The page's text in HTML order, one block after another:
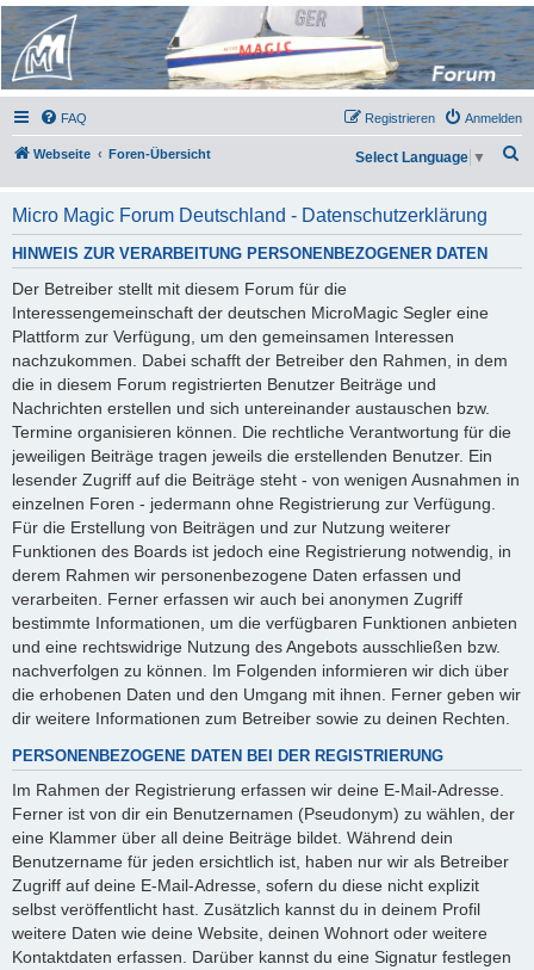
Micro Magic Forum
Deutschland
FAQ Anmelden
Registrieren
Webseite Foren-Übersicht
h
e
Select Language ▼
Micro Magic Forum Deutschland - Datenschutzerklärung
HINWEIS ZUR VERARBEITUNG PERSONENBEZOGENER DATEN
Der Betreiber stellt mit diesem Forum für die
Interessengemeinschaft der deutschen MicroMagic Segler eine
Plattform zur Verfügung, um den gemeinsamen Interessen
nachzukommen. Dabei schafft der Betreiber den Rahmen, in dem
die in diesem Forum registrierten Benutzer Beiträge und
Nachrichten erstellen und sich untereinander austauschen bzw.
Termine organisieren können. Die rechtliche Verantwortung für die
jeweiligen Beiträge tragen jeweils die erstellenden Benutzer. Ein
lesender Zugriff auf die Beiträge steht - von wenigen Ausnahmen in
einzelnen Foren - jedermann ohne Registrierung zur Verfügung.
Für die Erstellung von Beiträgen und zur Nutzung weiterer
Funktionen des Boards ist jedoch eine Registrierung notwendig, in
derem Rahmen wir personenbezogene Daten erfassen und
verarbeiten. Ferner erfassen wir auch bei anonymen Zugriff
bestimmte Informationen, um die verfügbaren Funktionen anbieten
und eine rechtswidrige Nutzung des Angebots ausschließen bzw.
nachverfolgen zu können. Im Folgenden informieren wir dich über
die erhobenen Daten und den Umgang mit ihnen. Ferner geben wir
dir weitere Informationen zum Betreiber sowie zu deinen Rechten.
PERSONENBEZOGENE DATEN BEI DER REGISTRIERUNG
Im Rahmen der Registrierung erfassen wir deine E-Mail-Adresse.
Ferner ist von dir ein Benutzernamen (Pseudonym) zu wählen, der
eine Klammer über all deine Beiträge bildet. Während dein
Benutzername für jeden ersichtlich ist, haben nur wir als Betreiber
Zugriff auf deine E-Mail-Adresse, sofern du diese nicht explizit
selbst veröffentlicht hast. Zusätzlich kannst du in deinem Profil
weitere Daten wie deine Website, deinen Wohnort oder weitere
Kontaktdaten erfassen. Darüber kannst du eine Signatur festlegen